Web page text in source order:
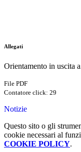
Allegati
Orientamento in uscita
File PDF
Contatore click: 29
Notizie
Questo sito o gli
cookie necessari al
COOKIE POLICY.